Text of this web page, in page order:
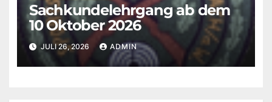
Sachkundelehrgang ab dem
10 Oktober 2026
JULI 26, 2026 ADMIN